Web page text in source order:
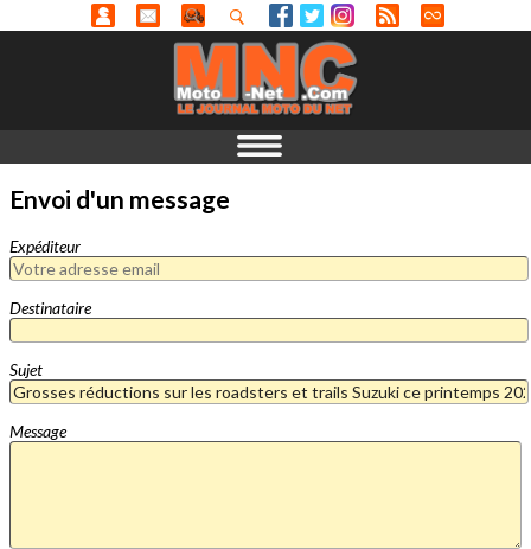
Envoi d'un message
Expéditeur
Destinataire
Sujet
Message